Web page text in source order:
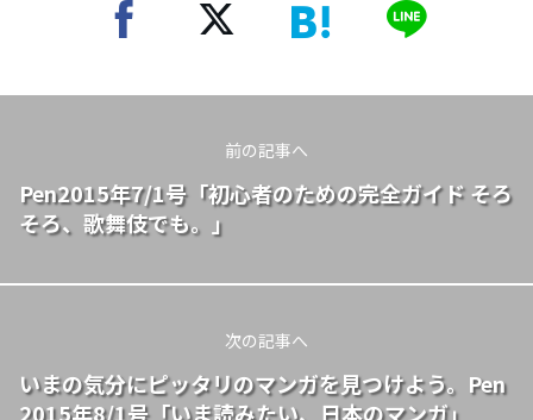
前の記事へ
Pen2015年7/1号「初心者のための完全ガイド そろ
そろ、歌舞伎でも。」
次の記事へ
いまの気分にピッタリのマンガを見つけよう。Pen
2015年8/1号「いま読みたい、日本のマンガ」